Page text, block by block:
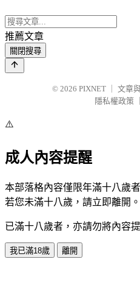
推薦文章
關閉搜尋
© 2026 PIXNET
文章
隱私權政策
⚠️
成人內容提醒
本部落格內容僅限年滿十八歲
若您未滿十八歲，請立即離開。
已滿十八歲者，亦請勿將內容
我已滿18歲 離開